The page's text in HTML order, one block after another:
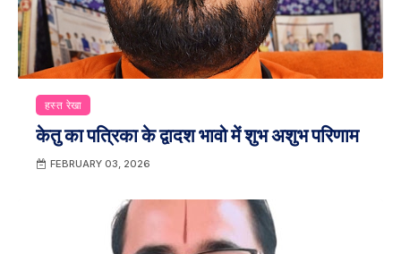
हस्त रेखा
केतु का पत्रिका के द्वादश भावो में शुभ अशुभ परिणाम
FEBRUARY 03, 2026